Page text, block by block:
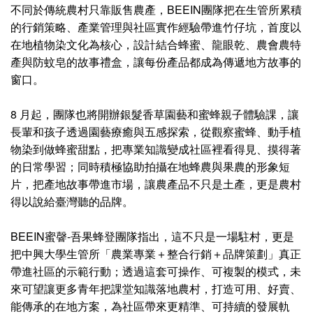
不同於傳統農村只靠販售農產，BEEIN團隊把在生管所累積
的行銷策略、產業管理與社區實作經驗帶進竹仔坑，首度以
在地植物染文化為核心，設計結合蜂蜜、龍眼乾、農會農特
產與防蚊皂的故事禮盒，讓每份產品都成為傳遞地方故事的
窗口。
8 月起，團隊也將開辦銀髮香草園藝和蜜蜂親子體驗課，讓
長輩和孩子透過園藝療癒與五感探索，從觀察蜜蜂、動手植
物染到做蜂蜜甜點，把專業知識變成社區裡看得見、摸得著
的日常學習；同時積極協助拍攝在地蜂農與果農的形象短
片，把產地故事帶進市場，讓農產品不只是土產，更是農村
得以說給臺灣聽的品牌。
BEEIN蜜韾-吾果蜂登團隊指出，這不只是一場駐村，更是
把中興大學生管所「農業專業＋整合行銷＋品牌策劃」真正
帶進社區的示範行動；透過這套可操作、可複製的模式，未
來可望讓更多青年把課堂知識落地農村，打造可用、好賣、
能傳承的在地方案，為社區帶來更精準、可持續的發展軌